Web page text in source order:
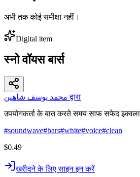
अभी तक कोई समीक्षा नहीं।
Digital item
स्नो वॉयस बार्स
محمد يوسف شاهين द्वारा
उपयोगकर्ता के बात करते समय साफ सफेद
#soundwave#bars#white#voice#clean
$0.49
खरीदने के लिए साइन इन करें